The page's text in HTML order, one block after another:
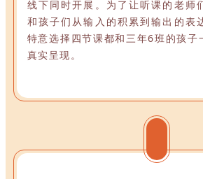
线下同时开展。 为了让听课的老师
和孩子们从输入的积累到输出的表
特意选择四节课都和三年6班的孩子
真实呈现。